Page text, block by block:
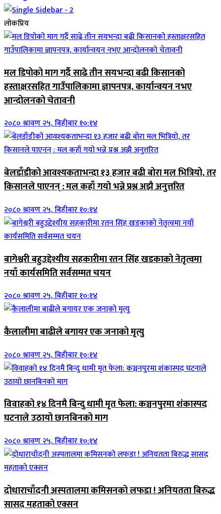
लोकप्रिय
मल डिपोको माग गर्दै साढे तीन सयभन्दा बढी किसानको
हस्ताक्षरसहित गाउँपालिकामा ज्ञापनपत्र, कार्यान्वयन नभए
आन्दोलनको चेतावनी
२०८० श्रावण २५, बिहीबार १०:१४
बेलडाँडीको आवश्यकताभन्दा १३ हजार बढी बोरा मल भित्रियो, तर
किसानले पाएनन् : मल कहाँ गयो भन्ने प्रश्न अझै अनुत्तरित
२०८० श्रावण २५, बिहीबार १०:१४
बागेश्वरी बहुउद्देश्यीय सहकारीमा रतन सिंह खडकाको नेतृत्वमा
नयाँ कार्यसमिति सर्वसम्मत चयन
२०८० श्रावण २५, बिहीबार १०:१४
कैलालीमा बाढीले बगायर एक जनाको मृत्यु
२०८० श्रावण २५, बिहीबार १०:१४
विवाहको १४ दिनमै बिन्दु धामी मृत फेला: कञ्चनपुरमा शंकास्पद
घटनाले उठायो छानबिनको माग
२०८० श्रावण २५, बिहीबार १०:१४
दोधाराचाँदनी अस्पतालमा कमिसनको लफडा ! अनियतता बिरुद्ध
सासद महताको एक्सन